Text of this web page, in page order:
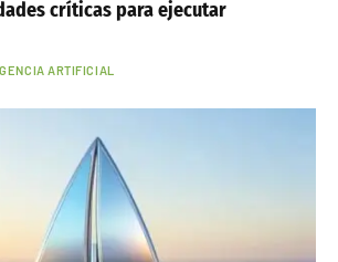
críticas para ejecutar
ARTIFICIAL